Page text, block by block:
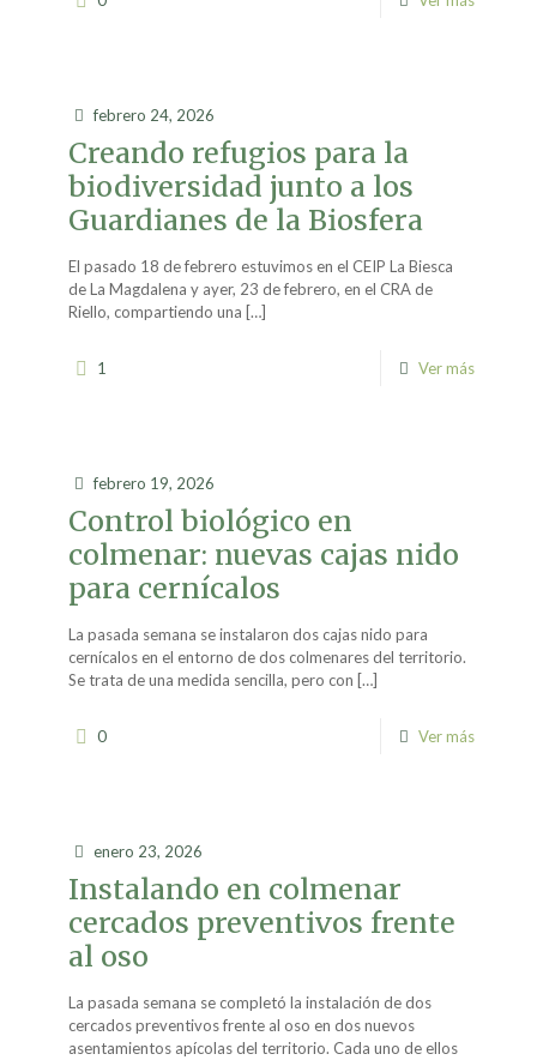
febrero 24, 2026
Creando refugios para la
biodiversidad junto a los
Guardianes de la Biosfera
El pasado 18 de febrero estuvimos en el CEIP La Biesca
de La Magdalena y ayer, 23 de febrero, en el CRA de
Riello, compartiendo una […]
1 Ver más
febrero 19, 2026
Control biológico en
colmenar: nuevas cajas nido
para cernícalos
La pasada semana se instalaron dos cajas nido para
cernícalos en el entorno de dos colmenares del territorio.
Se trata de una medida sencilla, pero con […]
0 Ver más
enero 23, 2026
Instalando en colmenar
cercados preventivos frente
al oso
La pasada semana se completó la instalación de dos
cercados preventivos frente al oso en dos nuevos
asentamientos apícolas del territorio. Cada uno de ellos